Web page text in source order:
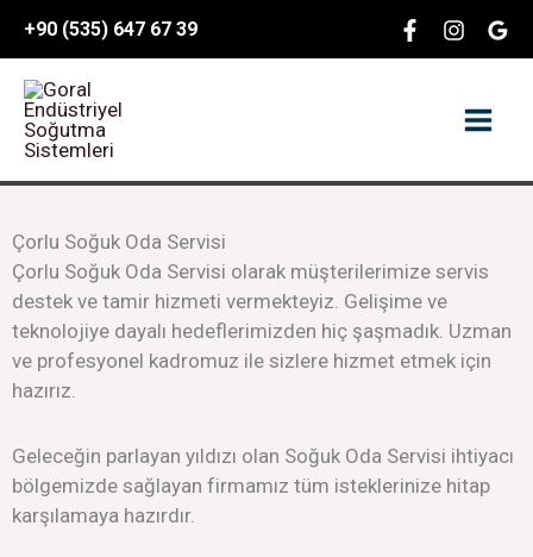
content
+90 (535) 647 67 39
Çorlu Soğuk Oda Servisi
Çorlu Soğuk Oda Servisi olarak müşterilerimize servis
destek ve tamir hizmeti vermekteyiz. Gelişime ve
teknolojiye dayalı hedeflerimizden hiç şaşmadık. Uzman
ve profesyonel kadromuz ile sizlere hizmet etmek için
hazırız.
Geleceğin parlayan yıldızı olan Soğuk Oda Servisi ihtiyacı
bölgemizde sağlayan firmamız tüm isteklerinize hitap
karşılamaya hazırdır.